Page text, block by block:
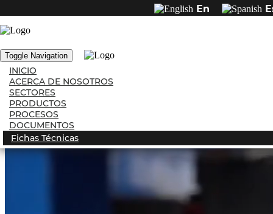
En
Toggle Navigation
INICIO
ACERCA DE NOSOTROS
SECTORES
PRODUCTOS
PROCESOS
DOCUMENTOS
Fichas Técnicas
Exco tubería y estructuras
metálicas